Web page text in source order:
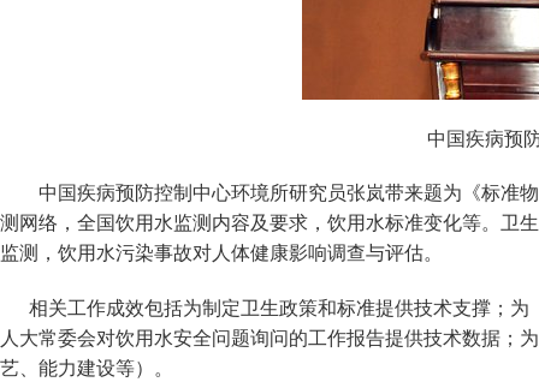
中国疾病预
中国疾病预防控制中心环境所研究员张岚带来题为《标准
测网络，全国饮用水监测内容及要求，饮用水标准变化等。卫
监测，饮用水污染事故对人体健康影响调查与评估。
相关工作成效包括为制定卫生政策和标准提供技术支撑；为
人大常委会对饮用水安全问题询问的工作报告提供技术数据；
艺、能力建设等）。